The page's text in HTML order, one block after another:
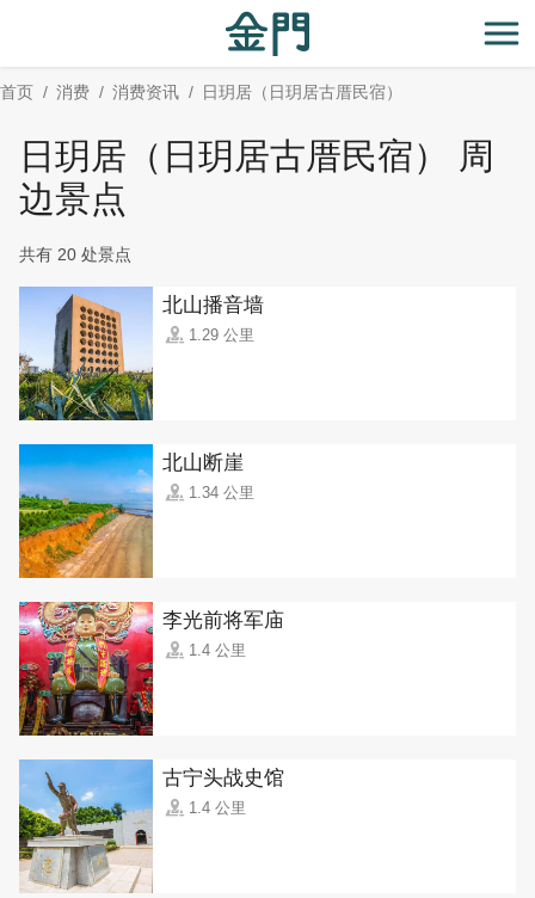
主
要
开
首页 消费 消费资讯 日玥居（日玥居古厝民宿）
日玥居（日玥居古厝民宿） 周
边景点
共有 20 处景点
北山播音墙
1.29 公里
北山断崖
1.34 公里
李光前将军庙
1.4 公里
古宁头战史馆
1.4 公里